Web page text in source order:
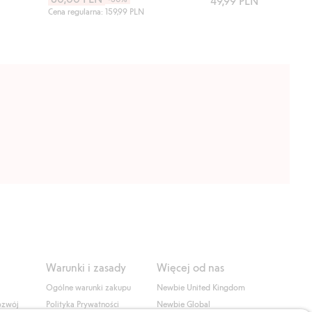
Cena regularna: 159,99 PLN
Warunki i zasady
Ogólne warunki zakupu
Polityka Prywatności
Więcej od nas
Newbie United Kingdom
Newbie Global